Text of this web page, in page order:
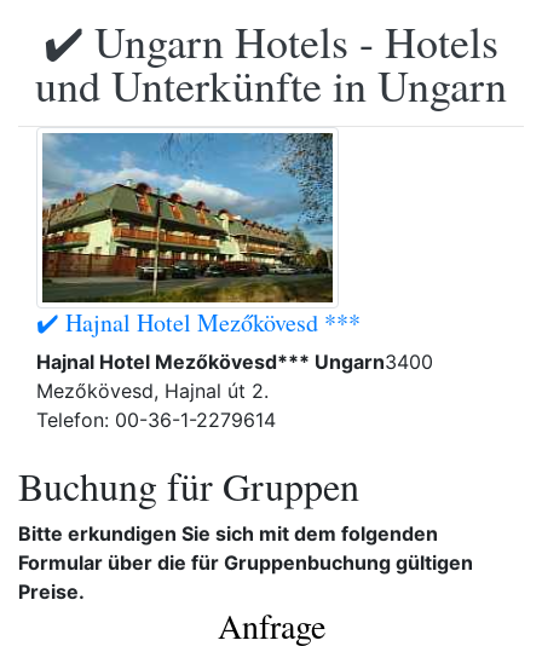
✔️ Ungarn Hotels - Hotels
und Unterkünfte in Ungarn
✔️ Hajnal Hotel Mezőkövesd ***
Hajnal Hotel Mezőkövesd*** Ungarn3400
Mezőkövesd, Hajnal út 2.
Telefon: 00-36-1-2279614
Buchung für Gruppen
Bitte erkundigen Sie sich mit dem folgenden
Formular über die für Gruppenbuchung gültigen
Preise.
Anfrage